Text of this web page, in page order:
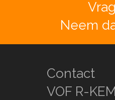
Neem
Contact
VOF R-